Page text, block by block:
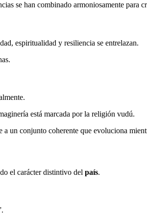
se han combinado armoniosamente para
espiritualidad y resiliencia se entrelazan.
está marcada por la religión vudú.
un conjunto coherente que evoluciona
el carácter distintivo del país.